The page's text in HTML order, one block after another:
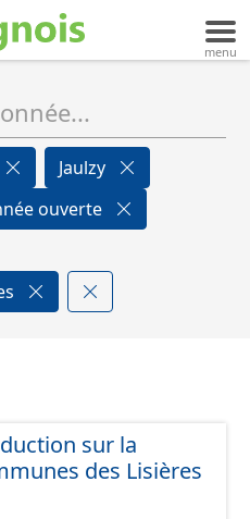
Jaulzy
ouverte
sur la
des Lisières